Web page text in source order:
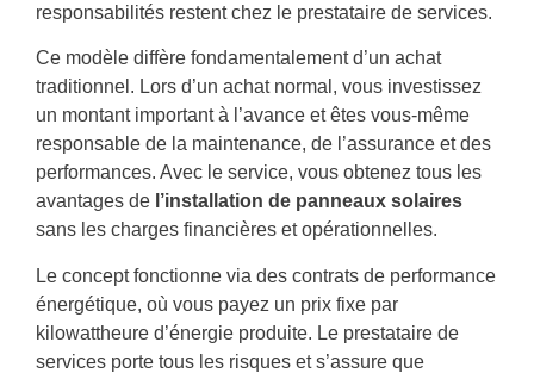
responsabilités restent chez le prestataire de services.
Ce modèle diffère fondamentalement d’un achat
traditionnel. Lors d’un achat normal, vous investissez
un montant important à l’avance et êtes vous-même
responsable de la maintenance, de l’assurance et des
performances. Avec le service, vous obtenez tous les
avantages de l’installation de panneaux solaires
sans les charges financières et opérationnelles.
Le concept fonctionne via des contrats de performance
énergétique, où vous payez un prix fixe par
kilowattheure d’énergie produite. Le prestataire de
services porte tous les risques et s’assure que